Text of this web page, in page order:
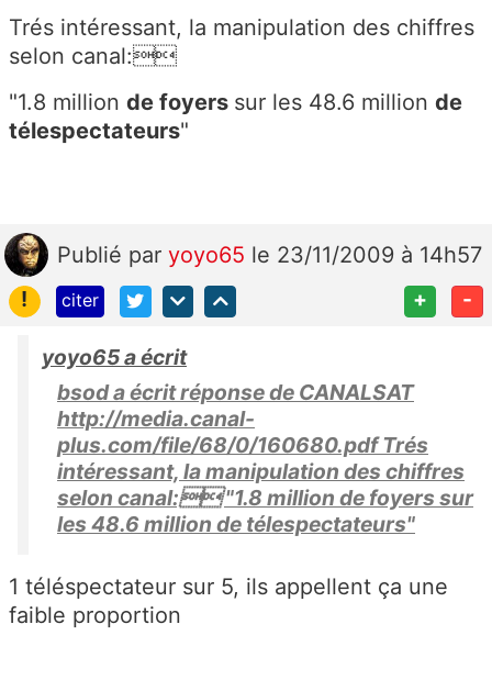
Trés intéressant, la manipulation des chiffres
selon canal:
"1.8 million de foyers sur les 48.6 million de
télespectateurs"
Publié par yoyo65 le 23/11/2009 à 14h57
!
citer + -
yoyo65 a écrit
bsod a écrit réponse de CANALSAT
http://media.canal-
plus.com/file/68/0/160680.pdf Trés
intéressant, la manipulation des chiffres
selon canal: "1.8 million de foyers sur
les 48.6 million de télespectateurs"
1 téléspectateur sur 5, ils appellent ça une
faible proportion